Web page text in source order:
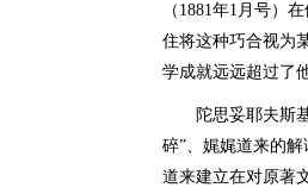
（1881年1月号）
住将这种巧合视为
学成就远远超过了
陀思妥耶夫斯基
碎”、娓娓道来的
道来建立在对原著